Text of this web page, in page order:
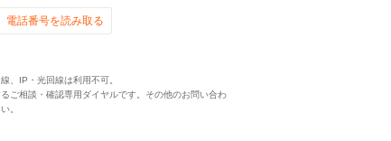
電話番号を読み取る
、IP・光回線は利用不可。
ご相談・確認専用ダイヤルです。その他のお問い合わ
。